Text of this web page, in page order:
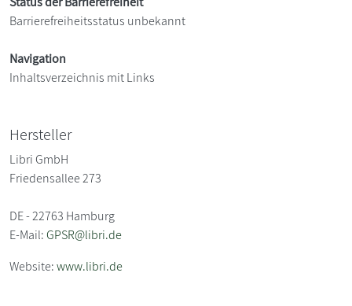
Barrierefreiheitsstatus unbekannt
Navigation
Inhaltsverzeichnis mit Links
Hersteller
Libri GmbH
Friedensallee 273
DE - 22763 Hamburg
E-Mail:GPSR@libri.de
Website:www.libri.de